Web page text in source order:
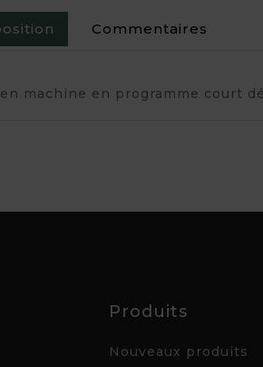
Commentaires
machine en programme court
Produits
Nouveaux produits